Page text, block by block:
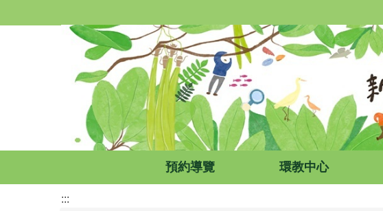
到
預約導覽 環教中心
:::